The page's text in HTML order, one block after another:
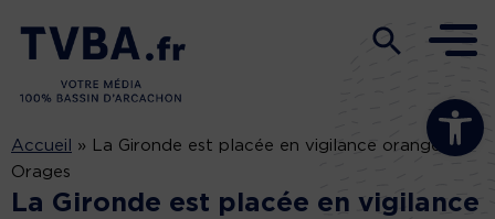
Ouvrir la
Accueil »
La Gironde est placée en vigilance orange
Orages
La Gironde est placée en vigilance